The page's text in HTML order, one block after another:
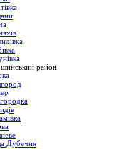
район
Дубечня